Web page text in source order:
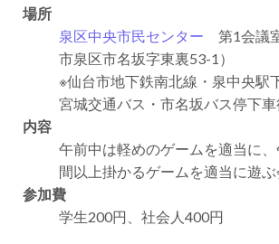
場所
泉区中央市民センター 第1会議
市泉区市名坂字東裏53-1）
※仙台市地下鉄南北線・泉中央駅
宮城交通バス・市名坂バス停下
内容
午前中は軽めのゲームを適当に
間以上掛かるゲームを適当に遊ぶ
参加費
学生200円、社会人400円